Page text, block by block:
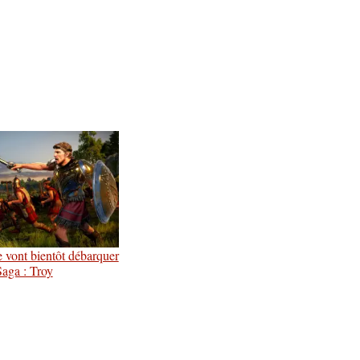
bientôt débarquer
: Troy